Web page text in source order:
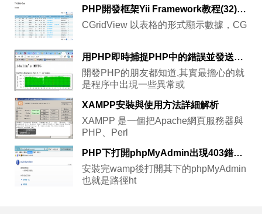
PHP開發框架Yii Framework教程(32) Zii組件-GridView示例
CGridView 以表格的形式顯示數據，CG
用PHP即時捕捉PHP中的錯誤並發送email通知的實現代碼
開發PHP的朋友都知道,其實最擔心的就
是程序中出現一些異常或
XAMPP安裝與使用方法詳細解析
XAMPP 是一個把Apache網頁服務器與
PHP、Perl
PHP下打開phpMyAdmin出現403錯誤的問題解決方法
安裝完wamp後打開其下的phpMyAdmin
也就是路徑ht